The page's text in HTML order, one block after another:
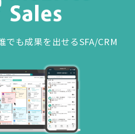
でも成果を出せるSFA/CRM